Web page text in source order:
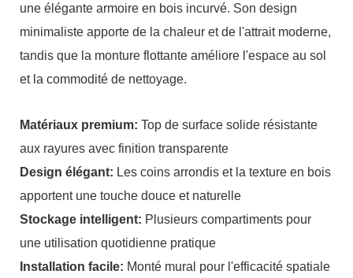
une élégante armoire en bois incurvé. Son design
minimaliste apporte de la chaleur et de l'attrait moderne,
tandis que la monture flottante améliore l'espace au sol
et la commodité de nettoyage.
Matériaux premium: Top de surface solide résistante
aux rayures avec finition transparente
Design élégant: Les coins arrondis et la texture en bois
apportent une touche douce et naturelle
Stockage intelligent: Plusieurs compartiments pour
une utilisation quotidienne pratique
Installation facile: Monté mural pour l'efficacité spatiale